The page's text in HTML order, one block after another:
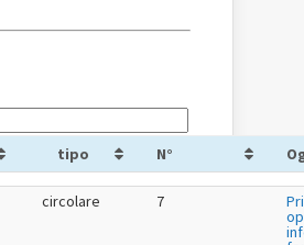
tipo N°
circolare 7